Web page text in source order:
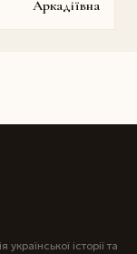
Аркадіївна
історії та